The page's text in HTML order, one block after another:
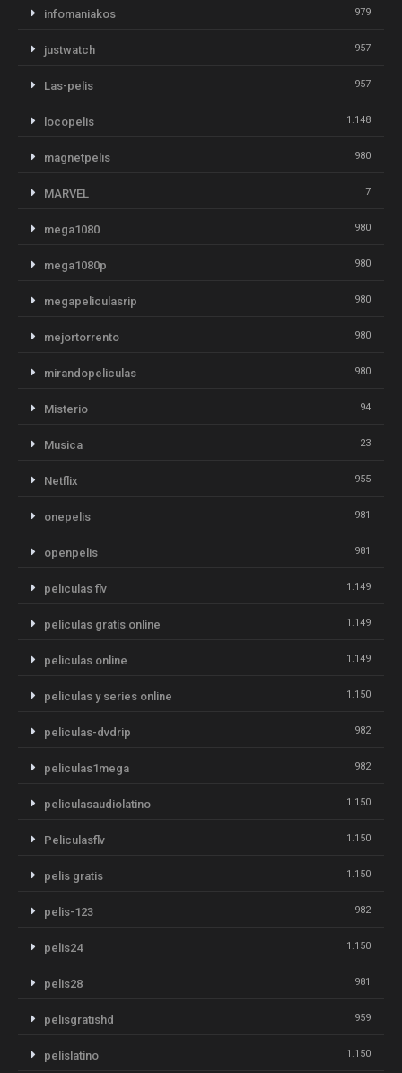
infomaniakos 979
justwatch 957
Las-pelis 957
locopelis 1.148
magnetpelis 980
MARVEL 7
mega1080 980
mega1080p 980
megapeliculasrip 980
mejortorrento 980
mirandopeliculas 980
Misterio 94
Musica 23
Netflix 955
onepelis 981
openpelis 981
peliculas flv 1.149
peliculas gratis online 1.149
peliculas online 1.149
peliculas y series online 1.150
peliculas-dvdrip 982
peliculas1mega 982
peliculasaudiolatino 1.150
Peliculasflv 1.150
pelis gratis 1.150
pelis-123 982
pelis24 1.150
pelis28 981
pelisgratishd 959
pelislatino 1.150